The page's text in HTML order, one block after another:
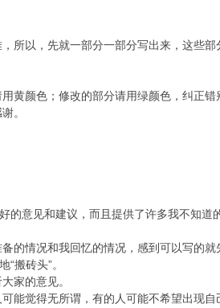
以，先就一部分一部分写出来，这些部
颜色；修改的部分请用绿颜色，纠正错
。
意见和建议，而且提供了许多我不知道
情况和我回忆的情况，感到可以写的就
搬砖头”。
家的意见。
觉得无所谓，有的人可能不希望出现自